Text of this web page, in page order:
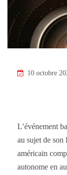
10 octobre
L’événement
au sujet de
américain
autonome en